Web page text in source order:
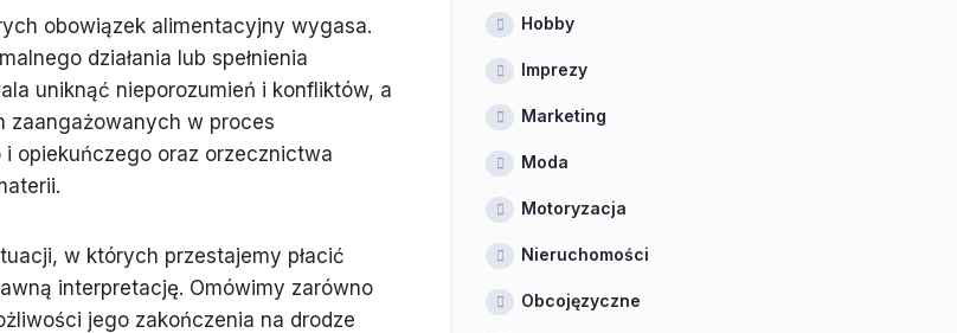
obowiązek alimentacyjny wygasa.
działania lub spełnienia
uniknąć nieporozumień i konfliktów, a
zaangażowanych w proces
opiekuńczego oraz orzecznictwa
w których przestajemy płacić
interpretację. Omówimy zarówno
jego zakończenia na drodze
Hobby
Imprezy
Marketing
Moda
Motoryzacja
Nieruchomości
Obcojęzyczne